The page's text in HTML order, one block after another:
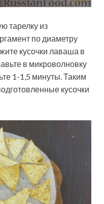
тарелку из
по диаметру
кусочки лаваша в
в микроволновку
1-1,5 минуты. Таким
кусочки